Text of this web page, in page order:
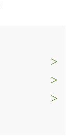
＞
＞
＞